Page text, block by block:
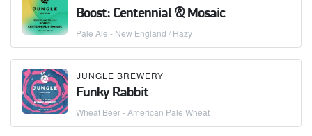
Boost: Centennial & Mosaic
Pale Ale - New England / Hazy
JUNGLE BREWERY
Funky Rabbit
Wheat Beer - American Pale Wheat